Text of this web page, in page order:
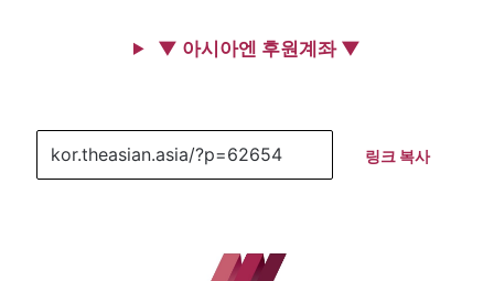
▼ 아시아엔 후원계좌 ▼
링크 복사